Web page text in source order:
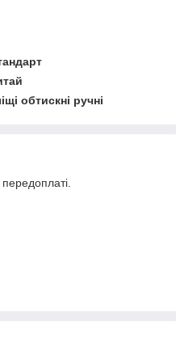
обтискні ручні